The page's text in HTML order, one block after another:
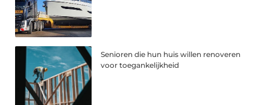
Senioren die hun huis willen renoveren
voor toegankelijkheid